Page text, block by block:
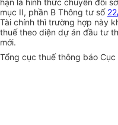
hạn là hình thức chuyển đổi
mục II, phần B Thông tư số
Tài chính thì trường hợp này
thuế theo diện dự án đầu tư
mới.
Tổng cục thuế thông báo